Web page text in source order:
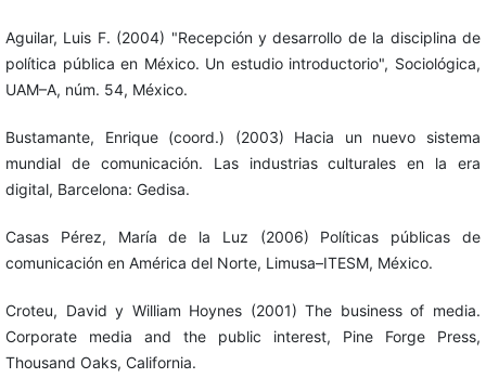
Aguilar, Luis F. (2004) "Recepción y desarrollo de la disciplina de
política pública en México. Un estudio introductorio", Sociológica,
UAM–A, núm. 54, México.
Bustamante, Enrique (coord.) (2003) Hacia un nuevo sistema
mundial de comunicación. Las industrias culturales en la era
digital, Barcelona: Gedisa.
Casas Pérez, María de la Luz (2006) Políticas públicas de
comunicación en América del Norte, Limusa–ITESM, México.
Croteu, David y William Hoynes (2001) The business of media.
Corporate media and the public interest, Pine Forge Press,
Thousand Oaks, California.